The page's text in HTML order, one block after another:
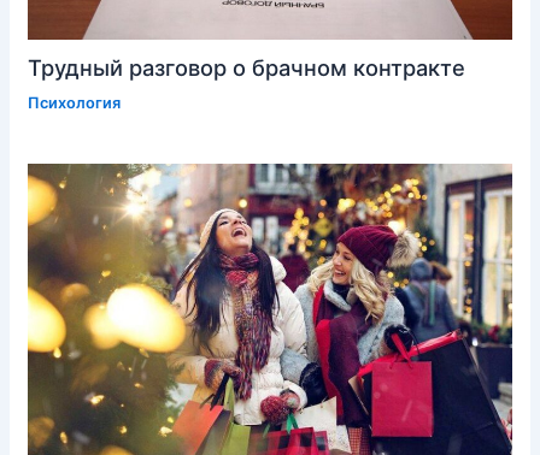
Трудный разговор о брачном контракте
Психология